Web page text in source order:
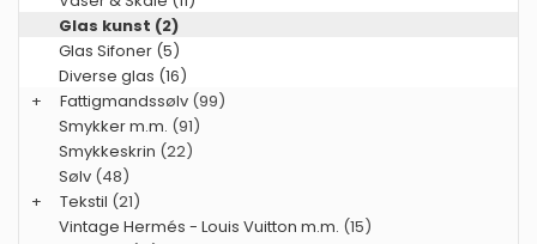
Glas kunst (2)
Glas Sifoner (5)
Diverse glas (16)
+
Fattigmandssølv (99)
Smykker m.m. (91)
Smykkeskrin (22)
Sølv (48)
+
Tekstil (21)
Vintage Hermés - Louis Vuitton m.m. (15)